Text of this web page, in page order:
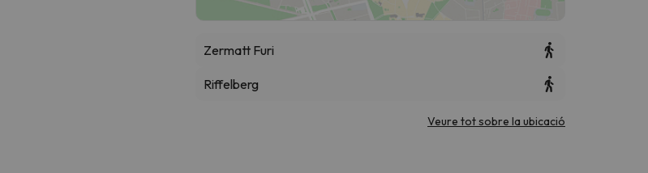
Zermatt Furi
Riffelberg
Veure tot sobre la ubicació